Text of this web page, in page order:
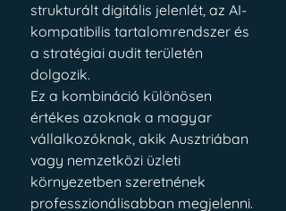
strukturált digitális jelenlét, az AI-
kompatibilis tartalomrendszer és
a stratégiai audit területén
dolgozik.
Ez a kombináció különösen
értékes azoknak a magyar
vállalkozóknak, akik Ausztriában
vagy nemzetközi üzleti
környezetben szeretnének
professzionálisabban megjelenni.